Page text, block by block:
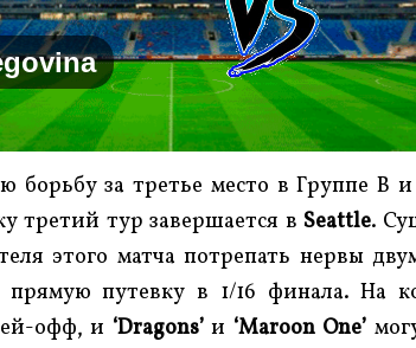
борьбу за третье место в Группе B
третий тур завершается в Seattle.
этого матча потрепать нервы
путевку в 1/16 финала. На
офф, и ‘Dragons’и ‘Maroon One’